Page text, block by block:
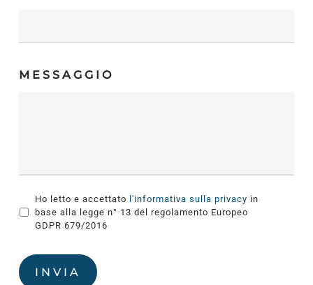
MESSAGGIO
Ho letto e accettato l'informativa sulla privacy in
base alla legge n° 13 del regolamento Europeo
GDPR 679/2016
INVIA